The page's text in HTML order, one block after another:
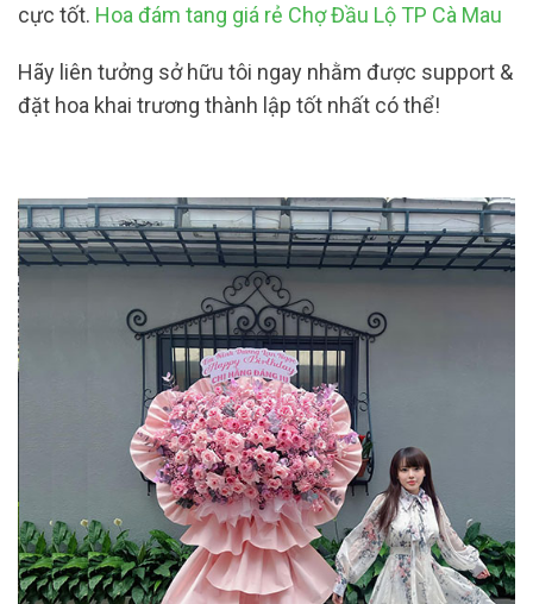
cực tốt. Hoa đám tang giá rẻ Chợ Đầu Lộ TP Cà Mau
Hãy liên tưởng sở hữu tôi ngay nhằm được support &
đặt hoa khai trương thành lập tốt nhất có thể!